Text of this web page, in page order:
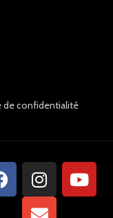
de confidentialité